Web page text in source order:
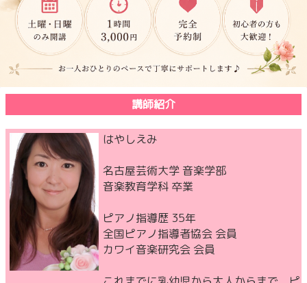
講師紹介
はやしえみ
名古屋芸術大学 音楽学部
音楽教育学科 卒業
ピアノ指導歴 35年
全国ピアノ指導者協会 会員
カワイ音楽研究会 会員